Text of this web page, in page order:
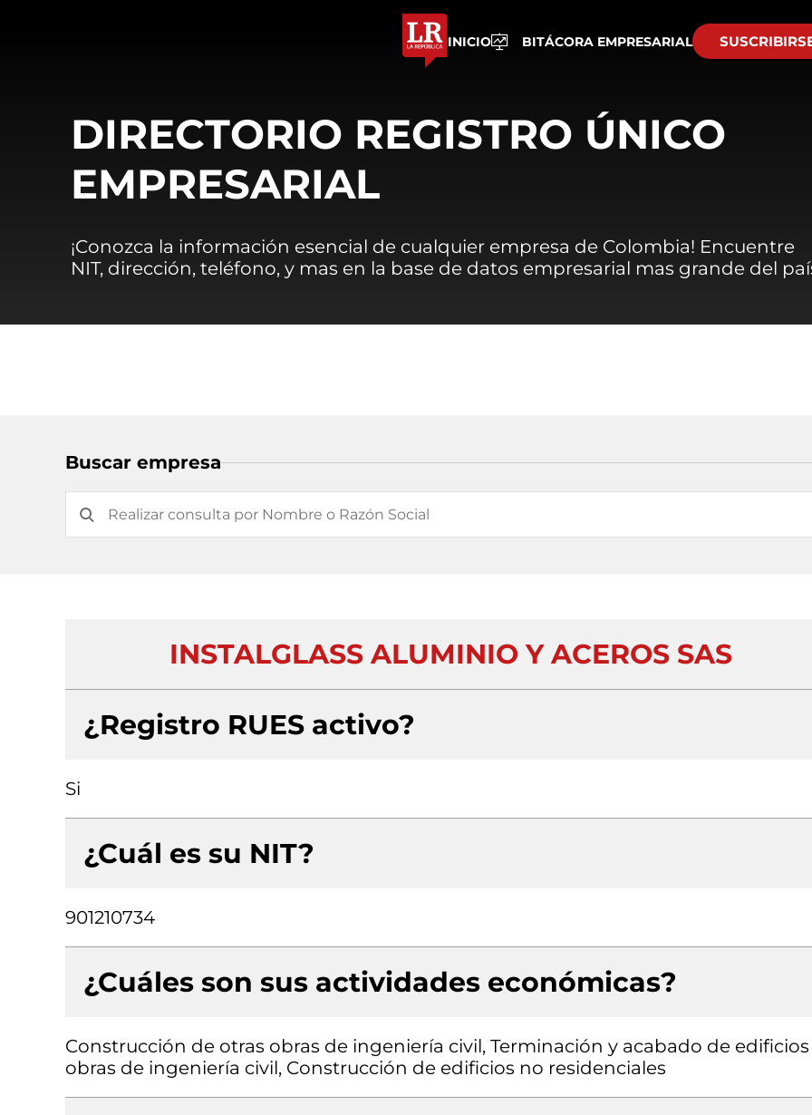
INICIO BITÁCORA EMPRESARIAL
DIRECTORIO REGISTRO ÚNICO
EMPRESARIAL
¡Conozca la información esencial de cualquier empresa de Colombia! Encuentre
NIT, dirección, teléfono, y mas en la base de datos empresarial mas grande del
Buscar empresa
INSTALGLASS ALUMINIO Y ACEROS SAS
¿Registro RUES activo?
Si
¿Cuál es su NIT?
901210734
¿Cuáles son sus actividades económicas?
Construcción de otras obras de ingeniería civil, Terminación y acabado de edificios
obras de ingeniería civil, Construcción de edificios no residenciales